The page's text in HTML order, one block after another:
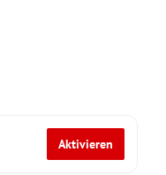
Aktivieren